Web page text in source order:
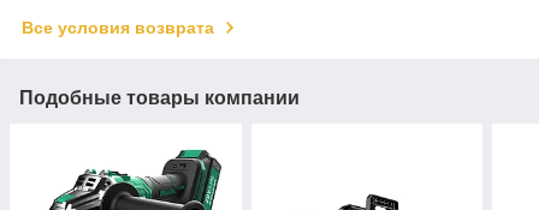
Все условия возврата
Подобные товары компании